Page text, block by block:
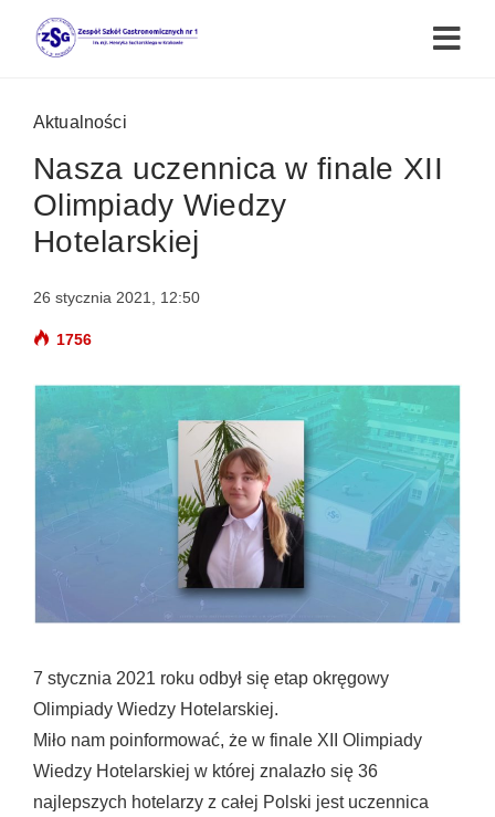
Aktualności
Nasza uczennica w finale XII
Olimpiady Wiedzy
Hotelarskiej
26 stycznia 2021, 12:50
1756
7 stycznia 2021 roku odbył się etap okręgowy
Olimpiady Wiedzy Hotelarskiej.
Miło nam poinformować, że w finale XII Olimpiady
Wiedzy Hotelarskiej w której znalazło się 36
najlepszych hotelarzy z całej Polski jest uczennica